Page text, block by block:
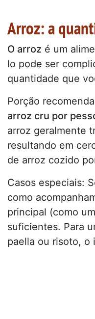
Arroz: a
O arroz é um
lo pode ser
quantidade que
Porção
arroz cru por
arroz geralmente
resultando em
de arroz cozido
Casos especiais:
como
principal (como
suficientes. Para
paella ou risoto, o